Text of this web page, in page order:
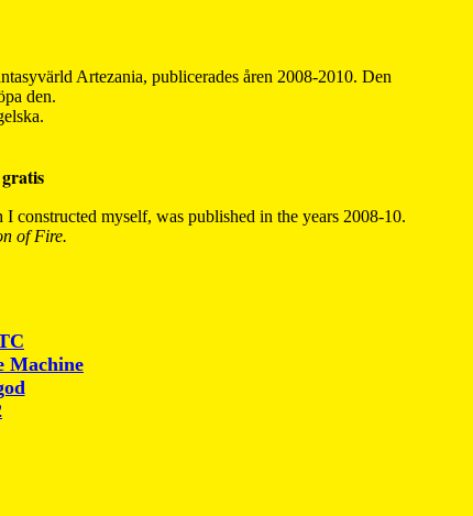
Artezania, publicerades åren 2008-2010. Den
den.
myself, was published in the years 2008-10.
of Fire.
Machine